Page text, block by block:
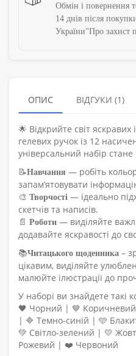
Обмін і повернення
14 днів після
України"Про захист
ОПИС ВІДГУКИ (1)
🌟 Відкрийте світ
гелевих ручок із 12
універсальний набір
📝Навчання — робіть
запам’ятовувати
🎨 Творчості — ідеально
скетчів та написів.
📄 Роботи — виділяйте
додавайте яскравості до
📚Читацького щоденника –
цікавим, виділяйте
малюйте ілюстрації до
У наборі ви знайдете такі
🖤 Чорний | 🤎
| 🔷 Темно-синій | 🩵
💚 Світло-зелений | 💛
Рожевий | ❤️ Червоний